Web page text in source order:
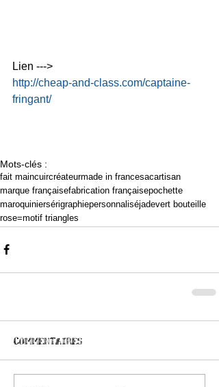
Lien --->
http://cheap-and-class.com/captaine-
fringant/
Mots-clés :
fait maincuircréateurmade in francesacartisan
marque françaisefabrication françaisepochette
maroquiniersérigraphiepersonnaliséjadevert bouteille
rose=motif triangles
Commentaires